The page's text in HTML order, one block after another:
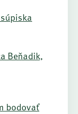
Beňadik,
bodovať